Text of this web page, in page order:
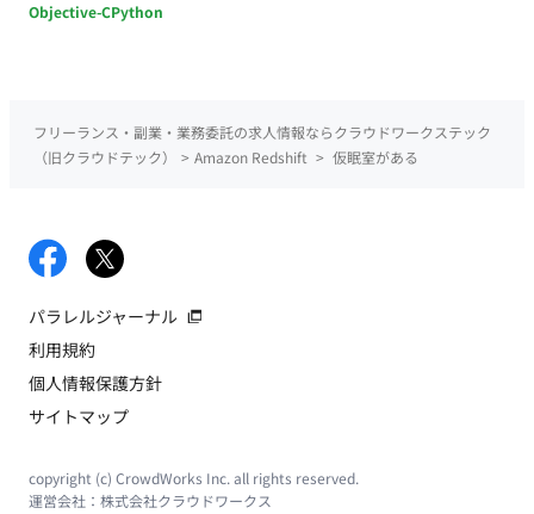
Objective-CPython
フリーランス・副業・業務委託の求人情報ならクラウドワークステック
（旧クラウドテック）
> Amazon Redshift > 仮眠室がある
パラレルジャーナル
利用規約
個人情報保護方針
サイトマップ
copyright (c) CrowdWorks Inc. all rights reserved.
運営会社： 株式会社クラウドワークス